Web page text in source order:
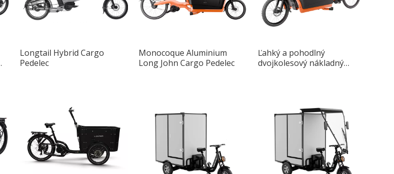
Longtail Hybrid Cargo
Pedelec
Monocoque Aluminium
Long John Cargo Pedelec
Ľahký a pohodlný
dvojkolesový nákladný